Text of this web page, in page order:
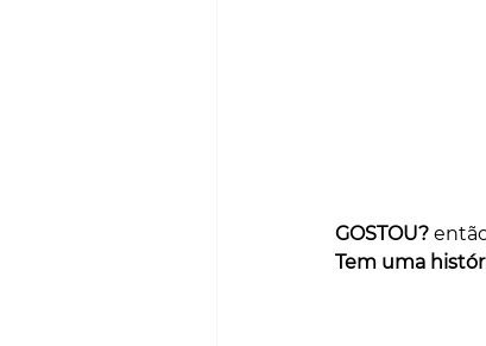
GOSTOU?
Tem uma